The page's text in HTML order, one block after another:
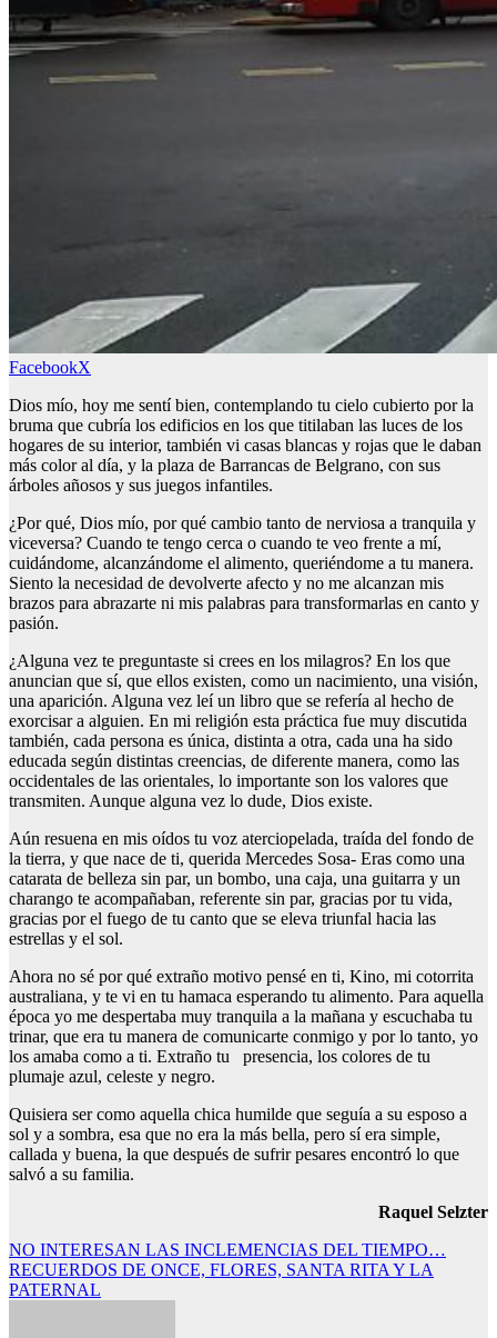
FacebookX
Dios mío, hoy me sentí bien, contemplando tu cielo cubierto por la
bruma que cubría los edificios en los que titilaban las luces de los
hogares de su interior, también vi casas blancas y rojas que le daban
más color al día, y la plaza de Barrancas de Belgrano, con sus
árboles añosos y sus juegos infantiles.
¿Por qué, Dios mío, por qué cambio tanto de nerviosa a tranquila y
viceversa? Cuando te tengo cerca o cuando te veo frente a mí,
cuidándome, alcanzándome el alimento, queriéndome a tu manera.
Siento la necesidad de devolverte afecto y no me alcanzan mis
brazos para abrazarte ni mis palabras para transformarlas en canto y
pasión.
¿Alguna vez te preguntaste si crees en los milagros? En los que
anuncian que sí, que ellos existen, como un nacimiento, una visión,
una aparición. Alguna vez leí un libro que se refería al hecho de
exorcisar a alguien. En mi religión esta práctica fue muy discutida
también, cada persona es única, distinta a otra, cada una ha sido
educada según distintas creencias, de diferente manera, como las
occidentales de las orientales, lo importante son los valores que
transmiten. Aunque alguna vez lo dude, Dios existe.
Aún resuena en mis oídos tu voz aterciopelada, traída del fondo de
la tierra, y que nace de ti, querida Mercedes Sosa- Eras como una
catarata de belleza sin par, un bombo, una caja, una guitarra y un
charango te acompañaban, referente sin par, gracias por tu vida,
gracias por el fuego de tu canto que se eleva triunfal hacia las
estrellas y el sol.
Ahora no sé por qué extraño motivo pensé en ti, Kino, mi cotorrita
australiana, y te vi en tu hamaca esperando tu alimento. Para aquella
época yo me despertaba muy tranquila a la mañana y escuchaba tu
trinar, que era tu manera de comunicarte conmigo y por lo tanto, yo
los amaba como a ti. Extraño tu presencia, los colores de tu
plumaje azul, celeste y negro.
Quisiera ser como aquella chica humilde que seguía a su esposo a
sol y a sombra, esa que no era la más bella, pero sí era simple,
callada y buena, la que después de sufrir pesares encontró lo que
salvó a su familia.
Raquel Selzter
Navegación
de
NO INTERESAN LAS INCLEMENCIAS DEL TIEMPO…
RECUERDOS DE ONCE, FLORES, SANTA RITA Y LA
PATERNAL